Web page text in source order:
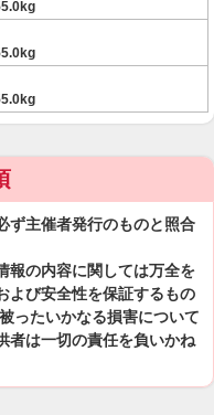
ず主催者発行のものと照合
報の内容に関しては万全を
よび安全性を保証するもの
ったいかなる損害について
者は一切の責任を負いかね